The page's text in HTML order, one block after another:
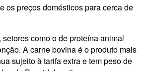
os preços domésticos para cerca de
como o de proteína animal
A carne bovina é o produto mais
sujeito à tarifa extra e tem peso de